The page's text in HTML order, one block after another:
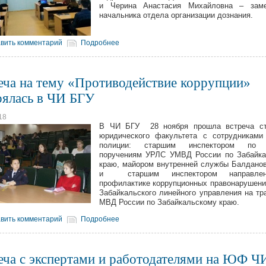
и Черина Анастасия Михайловна –
начальника отдела организации дознания.
комментарий Подробнее
на тему «Противодействие коррупции»
в ЧИ БГУ
В ЧИ БГУ 28 ноября прошла встреча
юридического факультета с сотрудниками
полиции: старшим инспектором по
поручениям УРЛС УМВД России по
краю, майором внутренней службы
и старшим инспектором
профилактике коррупционных
Забайкальского линейного управления на
МВД России по Забайкальскому краю.
комментарий Подробнее
с экспертами и работодателями на ЮФ